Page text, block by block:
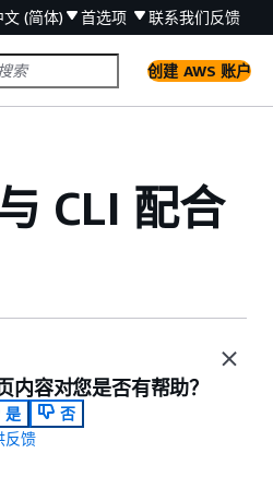
文 (简体) 首选项 联系我们反馈
创建 AWS 账户
CLI 配合
内容对您是否有帮助？
是
否
反馈